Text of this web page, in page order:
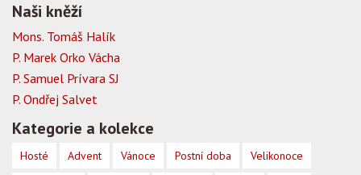
Naši kněží
Mons. Tomáš Halík
P. Marek Orko Vácha
P. Samuel Prívara SJ
P. Ondřej Salvet
Kategorie a kolekce
Hosté Advent Vánoce Postní doba Velikonoce